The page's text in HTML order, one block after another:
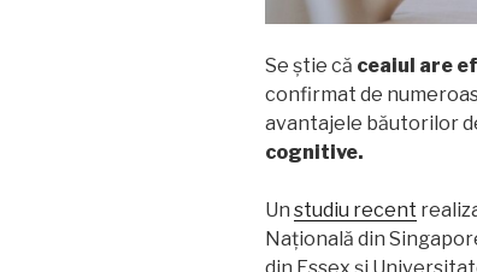
Se știe că ceaiul are
confirmat de
avantajele băutorilor
cognitive.
Un studiu recent
Națională din